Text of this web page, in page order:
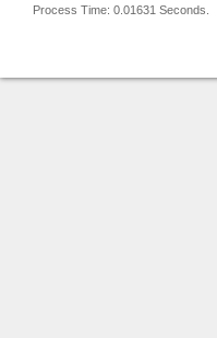
Process Time: 0.01631 Seconds.